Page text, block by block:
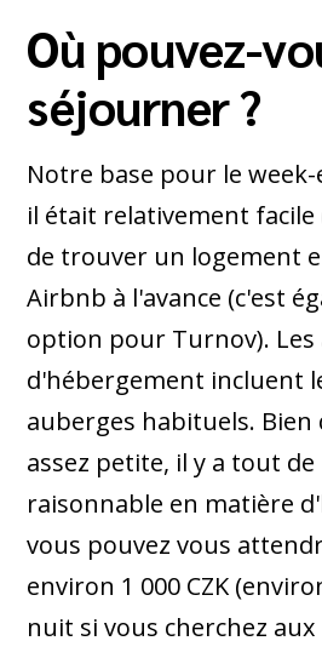
Où pouvez-
séjourner ?
Notre base pour le
il était relativement
de trouver un logement
Airbnb à l'avance (c'est
option pour Turnov).
d'hébergement incluent
auberges habituels. Bien
assez petite, il y a tout
raisonnable en matière
vous pouvez vous
environ 1 000 CZK
nuit si vous cherchez